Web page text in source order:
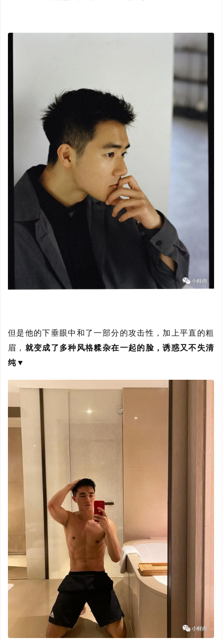
但是他的下垂眼中和了一部分的攻击性，加上平直的粗
眉， 就变成了多种风格糅杂在一起的脸，诱惑又不失清
纯▼